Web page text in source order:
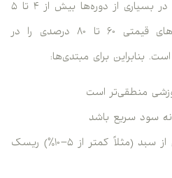
آماری، نوسان سالانه بیت‌کوین در بسیاری از دوره‌ها بیش از ۴ تا ۵
برابر بازار سهام بوده و افت‌های قیمتی ۶۰ تا ۸۰ درصدی را در
بنابراین برای مبتدی‌ها:
منطقی‌تر است
نه سود سریع باشد
تخصیص بخش کوچکی از سبد (مثلاً کمتر از ۵–۱۰٪) ریسک